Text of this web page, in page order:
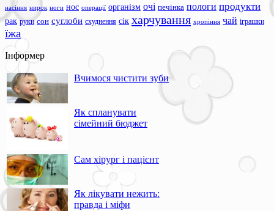
насіння нирок ноги нос операції організм очі печінка пологи продукти
рак руки сон суглоби схуднення сік харчування хропіння чай іграшки
їжа
Інформер
Вчимося чистити зуби
Як спланувати
сімейний бюджет
Сам хірург і пацієнт
Як лікувати нежить:
правда і міфи